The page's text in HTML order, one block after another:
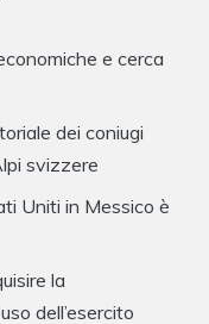
e cerca
dei coniugi
svizzere
Uniti in Messico è
la
dell’esercito